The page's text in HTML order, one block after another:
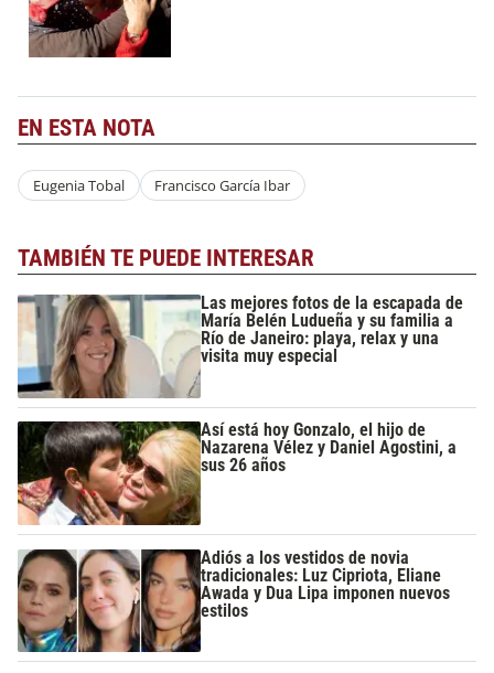
EN ESTA NOTA
Eugenia Tobal Francisco García Ibar
TAMBIÉN TE PUEDE INTERESAR
Las mejores fotos de la escapada de
María Belén Ludueña y su familia a
Río de Janeiro: playa, relax y una
visita muy especial
Así está hoy Gonzalo, el hijo de
Nazarena Vélez y Daniel Agostini, a
sus 26 años
Adiós a los vestidos de novia
tradicionales: Luz Cipriota, Eliane
Awada y Dua Lipa imponen nuevos
estilos